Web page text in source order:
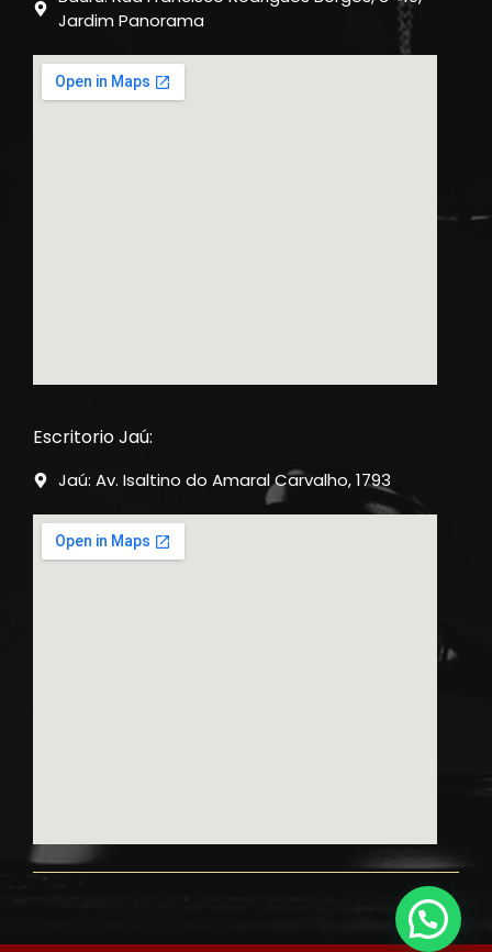
Jardim Panorama
Escritorio Jaú:
Jaú: Av. Isaltino do Amaral Carvalho, 1793